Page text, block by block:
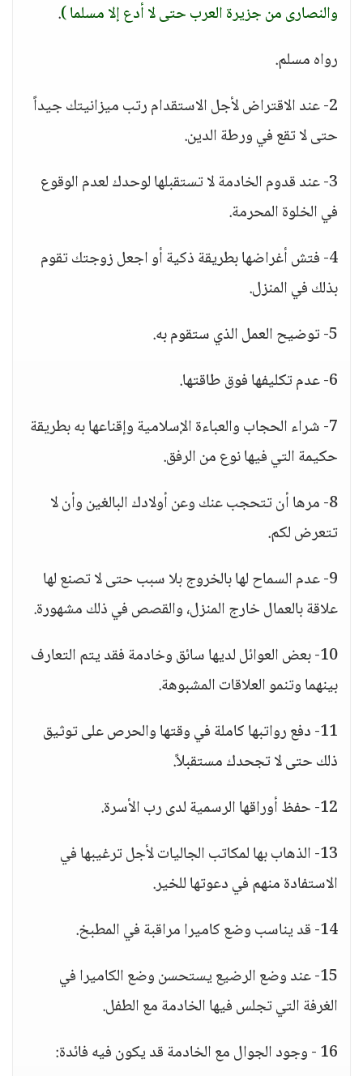
والنصارى من جزيرة العرب حتى لا أدع إلا مسلما ).
رواه مسلم.
2- عند الاقتراض لأجل الاستقدام رتب ميزانيتك جيداً
حتى لا تقع في ورطة الدين.
3- عند قدوم الخادمة لا تستقبلها لوحدك لعدم الوقوع
في الخلوة المحرمة.
4- فتش أغراضها بطريقة ذكية أو اجعل زوجتك تقوم
بذلك في المنزل.
5- توضيح العمل الذي ستقوم به.
6- عدم تكليفها فوق طاقتها.
7- شراء الحجاب والعباءة الإسلامية وإقناعها به بطريقة
حكيمة التي فيها نوع من الرفق.
8- مرها أن تتحجب عنك وعن أولادك البالغين وأن لا
تتعرض لكم.
9- عدم السماح لها بالخروج بلا سبب حتى لا تصنع لها
علاقة بالعمال خارج المنزل، والقصص في ذلك مشهورة.
10- بعض العوائل لديها سائق وخادمة فقد يتم التعارف
بينهما وتنمو العلاقات المشبوهة.
11- دفع رواتبها كاملة في وقتها والحرص على توثيق
ذلك حتى لا تجحدك مستقبلاً.
12- حفظ أوراقها الرسمية لدى رب الأسرة.
13- الذهاب بها لمكاتب الجاليات لأجل ترغيبها في
الاستفادة منهم في دعوتها للخير.
14- قد يناسب وضع كاميرا مراقبة في المطبخ.
15- عند وضع الرضيع يستحسن وضع الكاميرا في
الغرفة التي تجلس فيها الخادمة مع الطفل.
16 - وجود الجوال مع الخادمة قد يكون فيه فائدة: